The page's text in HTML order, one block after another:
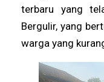
terbaru yang
Bergulir, yang
warga yang